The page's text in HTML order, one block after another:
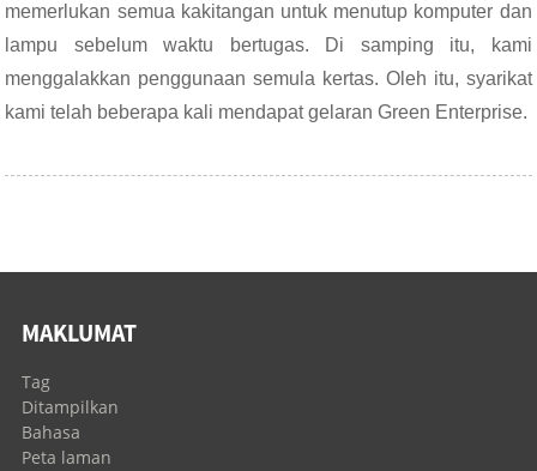
memerlukan semua kakitangan untuk menutup komputer dan
lampu sebelum waktu bertugas. Di samping itu, kami
menggalakkan penggunaan semula kertas. Oleh itu, syarikat
kami telah beberapa kali mendapat gelaran Green Enterprise.
MAKLUMAT
Tag
Ditampilkan
Bahasa
Peta laman